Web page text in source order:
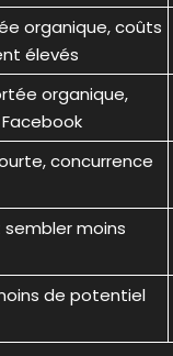
organique, coûts
élevés
organique,
concurrence
moins
de potentiel